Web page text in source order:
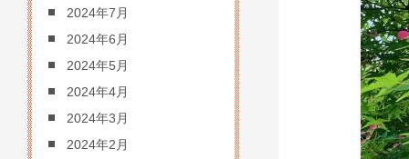
2024年7月
2024年6月
2024年5月
2024年4月
2024年3月
2024年2月